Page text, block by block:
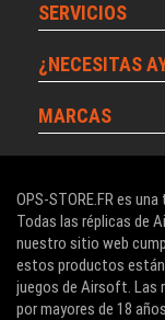
SERVICIOS
¿NECESITAS
MARCAS
OPS-STORE.FR es
Todas las réplicas de
nuestro sitio web
estos productos
juegos de Airsoft. Las
por mayores de 18